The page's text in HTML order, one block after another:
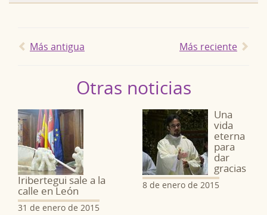
Más antigua Más reciente
Otras noticias
Iribertegui sale a la
calle en León
31 de enero de 2015
Una
vida
eterna
para
dar
gracias
8 de enero de 2015